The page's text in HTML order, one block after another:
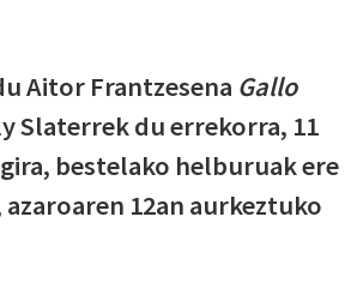
Aitor Frantzesena Gallo
Slaterrek du errekorra, 11
bestelako helburuak ere
12an aurkeztuko